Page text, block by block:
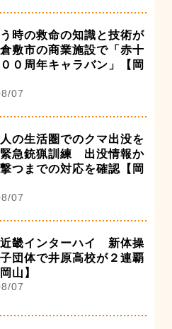
時の救命の知識と技術が
敷市の商業施設で「赤十
０周年キャラバン」【岡
07
の生活圏でのクマ出没を
急銃猟訓練 出没情報か
つまでの対応を確認【岡
07
近畿インターハイ 新体操
団体で井原高校が２連覇
山】
07